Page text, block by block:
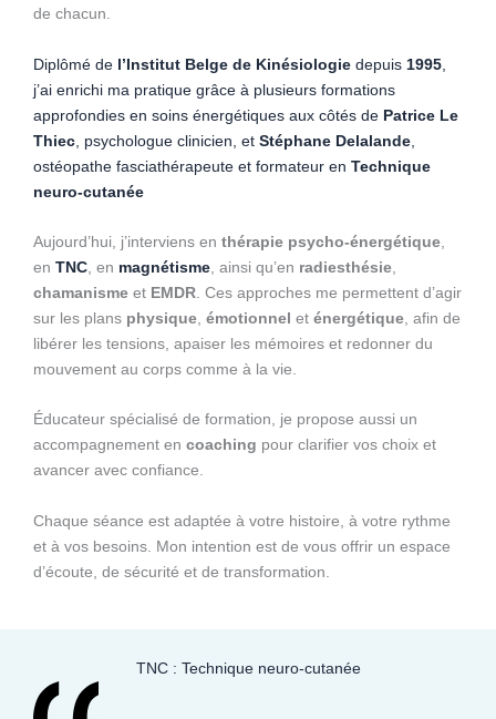
de chacun.
Diplômé de l’Institut Belge de Kinésiologie depuis 1995
j’ai enrichi ma pratique grâce à plusieurs formations
approfondies en soins énergétiques aux côtés de Patrice Le
Thiec , psychologue clinicien, et Stéphane Delalande
ostéopathe fasciathérapeute et formateur en Technique
neuro-cutanée
Aujourd’hui, j’interviens en thérapie psycho-énergétique
en TNC , en magnétisme , ainsi qu’en radiesthésie
chamanisme et EMDR . Ces approches me permettent d’agir
sur les plans physique émotionnel et énergétique , afin de
libérer les tensions, apaiser les mémoires et redonner du
mouvement au corps comme à la vie.
Éducateur spécialisé de formation, je propose aussi un
accompagnement en coaching pour clarifier vos choix et
avancer avec confiance.
Chaque séance est adaptée à votre histoire, à votre rythme
et à vos besoins. Mon intention est de vous offrir un espace
d’écoute, de sécurité et de transformation.
TNC : Technique neuro-cutanée